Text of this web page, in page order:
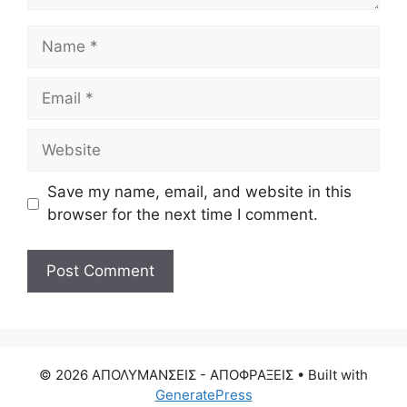
Name
Email
Website
Save my name, email, and website in this
browser for the next time I comment.
© 2026 ΑΠΟΛΥΜΑΝΣΕΙΣ - ΑΠΟΦΡΑΞΕΙΣ • Built with
GeneratePress